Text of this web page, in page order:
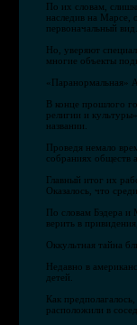
По их словам,
наследив на Марсе,
первоначальный
Но, уверяют
многие объекты
«Паранормальная»
В конце прошлого
религии и
названии.
Проведя немало
собраниях обществ
Главный итог их
Оказалось, что
По словам Бэдера и
верить в
Оккультная тайна
Недавно в
детей.
Как
расположили в